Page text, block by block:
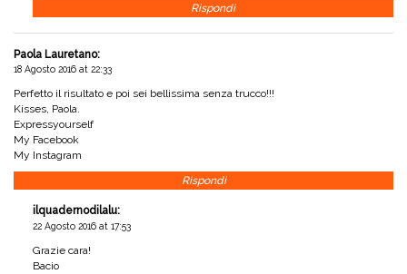
Rispondi
Paola Lauretano:
18 Agosto 2016 at 22:33
Perfetto il risultato e poi sei bellissima senza trucco!!!
Kisses, Paola.
Expressyourself
My Facebook
My Instagram
Rispondi
ilquadernodilalu:
22 Agosto 2016 at 17:53
Grazie cara!
Bacio